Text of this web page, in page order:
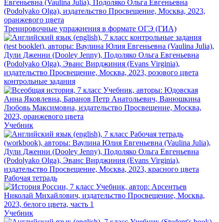
Тренировочные упражнения в формате ОГЭ (ГИА)
контрольные задания
Учебник
Рабочая тетрадь
Учебник